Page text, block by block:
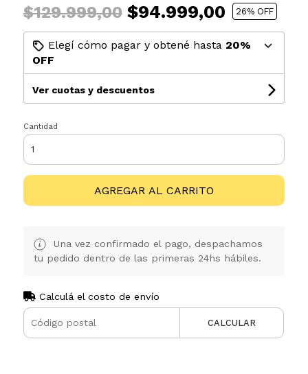
$129.999,00$94.999,00 26% OFF
Elegí cómo pagar y obtené hasta 20%
OFF
Ver cuotas y descuentos
Cantidad
AGREGAR AL CARRITO
Una vez confirmado el pago, despachamos
tu pedido dentro de las primeras 24hs hábiles.
Calculá el costo de envío
CALCULAR